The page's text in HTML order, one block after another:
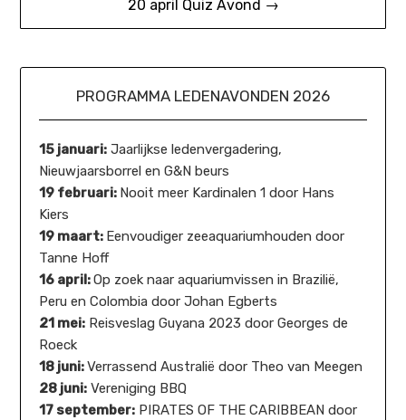
20 april Quiz Avond →
PROGRAMMA LEDENAVONDEN 2026
15 januari: Jaarlijkse ledenvergadering,
Nieuwjaarsborrel en G&N beurs
19 februari: Nooit meer Kardinalen 1 door Hans
Kiers
19 maart: Eenvoudiger zeeaquariumhouden door
Tanne Hoff
16 april:Op zoek naar aquariumvissen in Brazilië,
Peru en Colombia door Johan Egberts
21 mei: Reisveslag Guyana 2023 door Georges de
Roeck
18 juni:Verrassend Australië door Theo van Meegen
28 juni: Vereniging BBQ
17 september: PIRATES OF THE CARIBBEAN door